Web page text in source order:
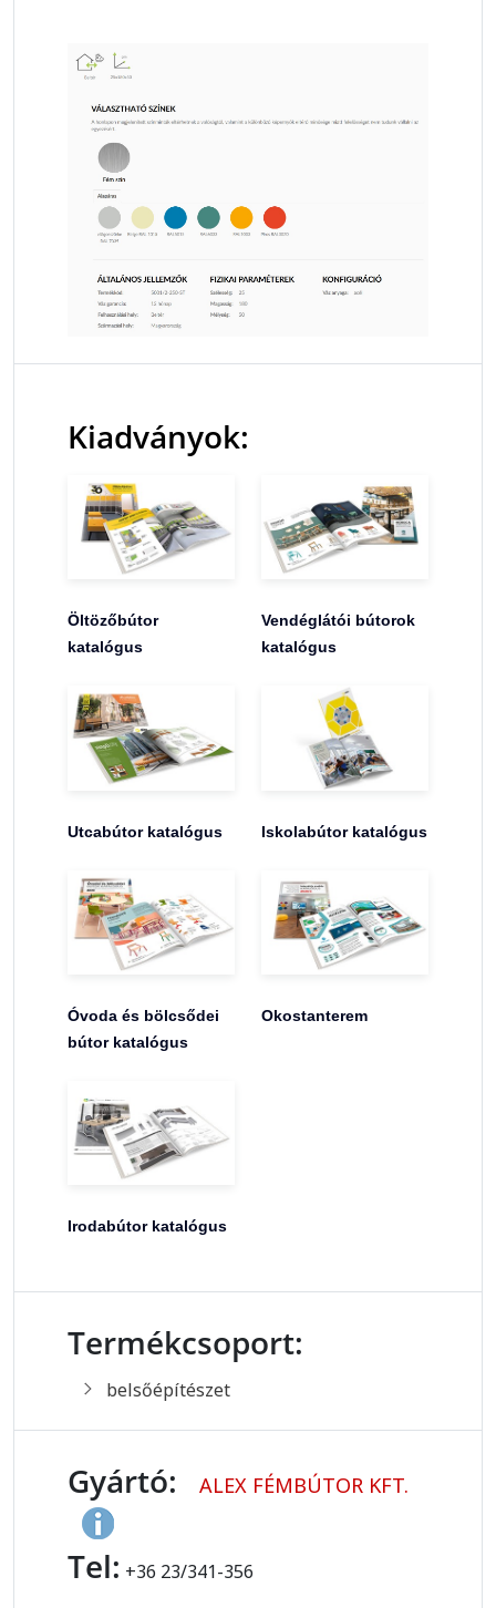
Kiadványok:
Öltözőbútor
katalógus
Vendéglátói bútorok
katalógus
Utcabútor katalógus Iskolabútor katalógus
Óvoda és bölcsődei
bútor katalógus
Okostanterem
Irodabútor katalógus
Termékcsoport:
belsőépítészet
Gyártó: ALEX FÉMBÚTOR KFT.
Tel: +36 23/341-356